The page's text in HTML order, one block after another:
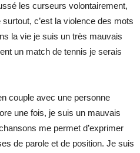
les curseurs volontairement,
c’est la violence des mots
la vie je suis un très mauvais
un match de tennis je serais
couple avec une personne
une fois, je suis un mauvais
me permet d’exprimer
de parole et de position. Je suis